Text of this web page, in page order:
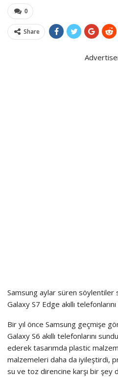
0
Share
Samsung aylar süren söylentiler
Galaxy S7 Edge akıllı
Bir yıl önce Samsung geçmişe
Galaxy S6 akıllı telefonlarını
ederek tasarımda plastic
malzemeleri daha da iyileştirdi,
su ve toz direncine karşı bir şey